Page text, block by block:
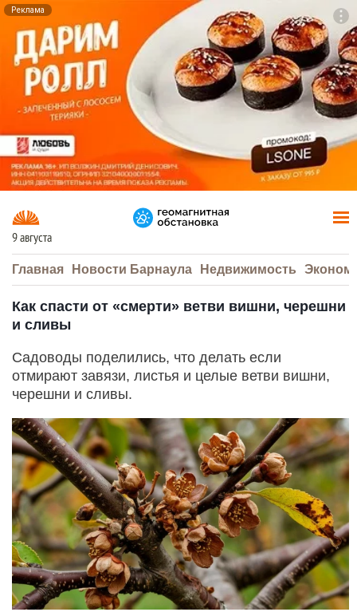
Реклама
9 августа
Главная Новости Барнаула Недвижимость
Как спасти от «смерти» ветви вишни, черешни
и сливы
Садоводы поделились, что делать если
отмирают завязи, листья и целые ветви вишни,
черешни и сливы.